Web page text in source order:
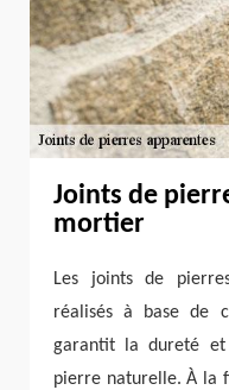
Joints de
mortier
Les joints de
réalisés à base de
garantit la dureté
pierre naturelle. À la